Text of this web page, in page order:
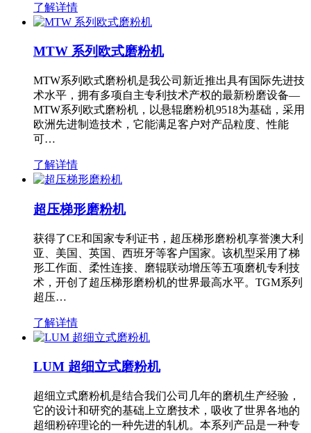
了解详情
MTW 系列欧式磨粉机
MTW系列欧式磨粉机是我公司新近推出具有国际先进技
术水平，拥有多项自主专利技术产权的最新粉磨设备—
MTW系列欧式磨粉机，以悬辊磨粉机9518为基础，采用
欧洲先进制造技术，它能满足客户对产品粒度、性能
可…
了解详情
超压梯形磨粉机
获得了CE和国家专利证书，超压梯形磨粉机享誉澳大利
亚、美国、英国、西班牙等客户国家。该机型采用了梯
形工作面、柔性连接、磨辊联动增压等五项磨机专利技
术，开创了超压梯形磨粉机的世界最高水平。TGM系列
超压…
了解详情
LUM 超细立式磨粉机
超细立式磨粉机是结合我们公司几年的磨机生产经验，
它的设计和研究的基础上立磨技术，吸收了世界各地的
超细粉碎理论的一种先进的轧机。本系列产品是一种专